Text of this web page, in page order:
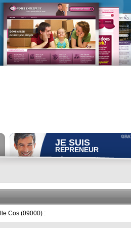
JE SUIS
REPRENEUR
Déposer gratuitementune
ACCÈS REPRENEUR
Cos (09000) :